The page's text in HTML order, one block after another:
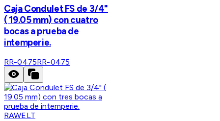
Caja Condulet FS de 3/4"
( 19.05 mm) con cuatro
bocas a prueba de
intemperie.
RR-0475RR-0475
RAWELT